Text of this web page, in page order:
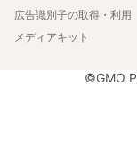
広告識別子の取得・利用
メディアキット
©GMO